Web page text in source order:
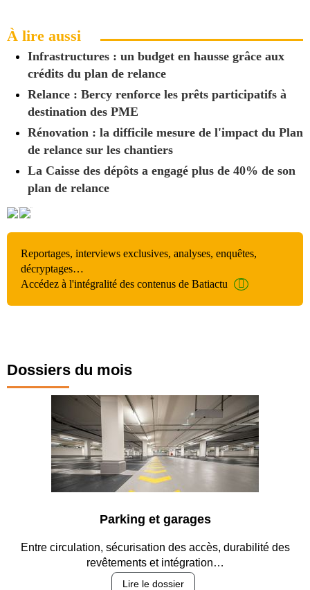
À lire aussi
Infrastructures : un budget en hausse grâce aux
crédits du plan de relance
Relance : Bercy renforce les prêts participatifs à
destination des PME
Rénovation : la difficile mesure de l'impact du Plan
de relance sur les chantiers
La Caisse des dépôts a engagé plus de 40% de son
plan de relance
Reportages, interviews exclusives, analyses, enquêtes,
décryptages…
Accédez à l'intégralité des contenus de Batiactu
Dossiers du mois
Parking et garages
Entre circulation, sécurisation des accès, durabilité des
revêtements et intégration…
Lire le dossier